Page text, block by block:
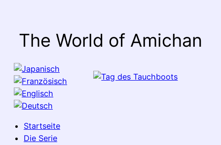
The World of Amichan
Startseite
Die Serie